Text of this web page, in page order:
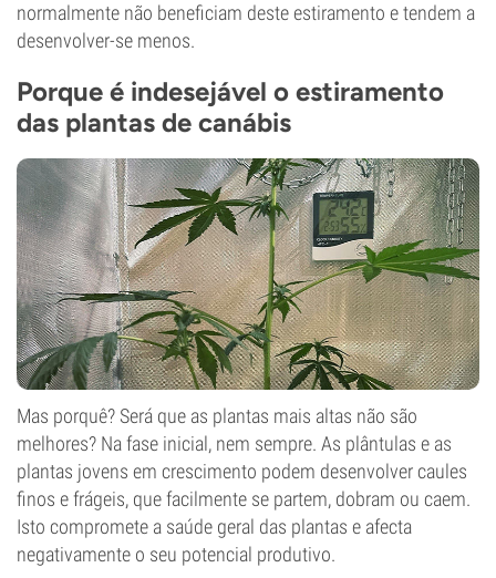
normalmente não beneficiam deste estiramento e tendem a
desenvolver-se menos.
Porque é indesejável o estiramento
das plantas de canábis
Mas porquê? Será que as plantas mais altas não são
melhores? Na fase inicial, nem sempre. As plântulas e as
plantas jovens em crescimento podem desenvolver caules
finos e frágeis, que facilmente se partem, dobram ou caem.
Isto compromete a saúde geral das plantas e afecta
negativamente o seu potencial produtivo.